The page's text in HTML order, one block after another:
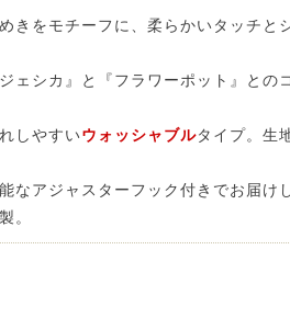
きをモチーフに、柔らかいタッチと
ェシカ』と『フラワーポット』との
しやすいウォッシャブルタイプ。生
なアジャスターフック付きでお届け
。